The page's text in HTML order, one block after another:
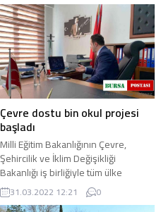
Yunus ...
Çevre dostu bin okul projesi
başladı
Milli Eğitim Bakanlığının Çevre,
Şehircilik ve İklim Değişikliği
Bakanlığı iş birliğiyle tüm ülke
genelinde yürüttüğü “Çevre Dostu
1000 Okul ...
31.03.2022 12:21 0